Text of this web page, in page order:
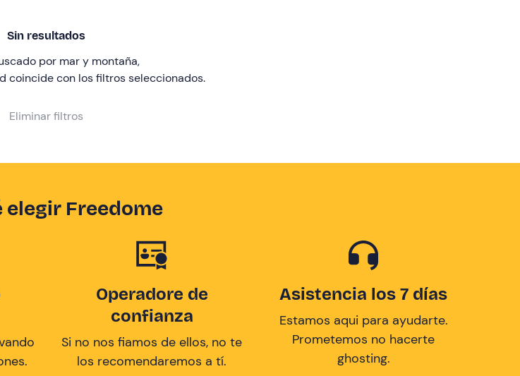
Sin resultados
por mar y montaña,
coincide con los filtros seleccionados.
Eliminar filtros
elegir Freedome
Operadore de
confianza
Si no nos fiamos de ellos, no te
los recomendaremos a tí.
Asistencia los 7 días
Estamos aqui para ayudarte.
Prometemos no hacerte
ghosting.